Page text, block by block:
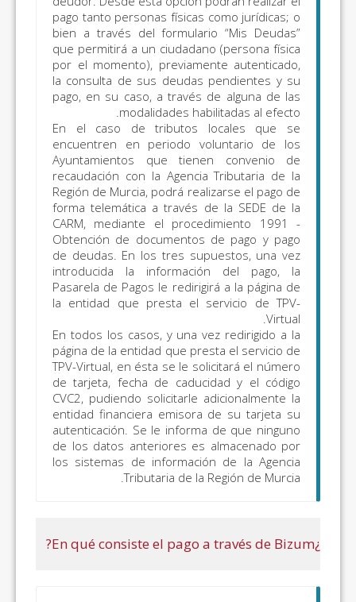
excepto:
Autoliquidaciones
Tributos
Autonómicos y
Cedidos: Tasa Fiscal
del Juego (modelos
043, 044, 045, 047,
141, 142); Impuesto
Regional sobre los
Premios del Bingo
(modelo 046);
Impuestos Medio
Ambientales
(modelos 050, 051,
060, 061, 070 y 071)
Todo lo incluido en
el apartado
“Autoliquidaciones
y liquidaciones
objeto de pago”
excepto:
Autoliquidaciones
del Juego (modelos
No
disponible
pago tanto personas físicas
bien a través del
que permitirá a un
por el momento),
la consulta de sus deudas
pago, en su caso, a través
modalidades
En el caso de tributos
encuentren en periodo
Ayuntamientos que
recaudación con la
Región de Murcia, podrá
forma telemática a través
CARM, mediante el
Obtención de documentos
de deudas. En los tres
introducida la
Pasarela de Pagos le
la entidad que presta el
En todos los casos, y una
página de la entidad que
TPV-Virtual, en ésta se le
de tarjeta, fecha de
CVC2, pudiendo solicitarle
entidad financiera emisora
autenticación. Se le informa
de los datos anteriores es
los sistemas de
Tributaria de la